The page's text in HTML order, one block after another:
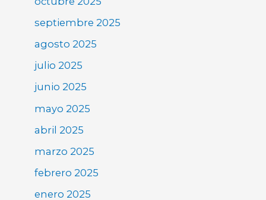
septiembre 2025
agosto 2025
julio 2025
junio 2025
mayo 2025
abril 2025
marzo 2025
febrero 2025
enero 2025